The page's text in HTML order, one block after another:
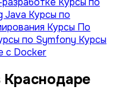
Java Курсы по
Курсы По
по Symfony Курсы
с Docker
Краснодаре